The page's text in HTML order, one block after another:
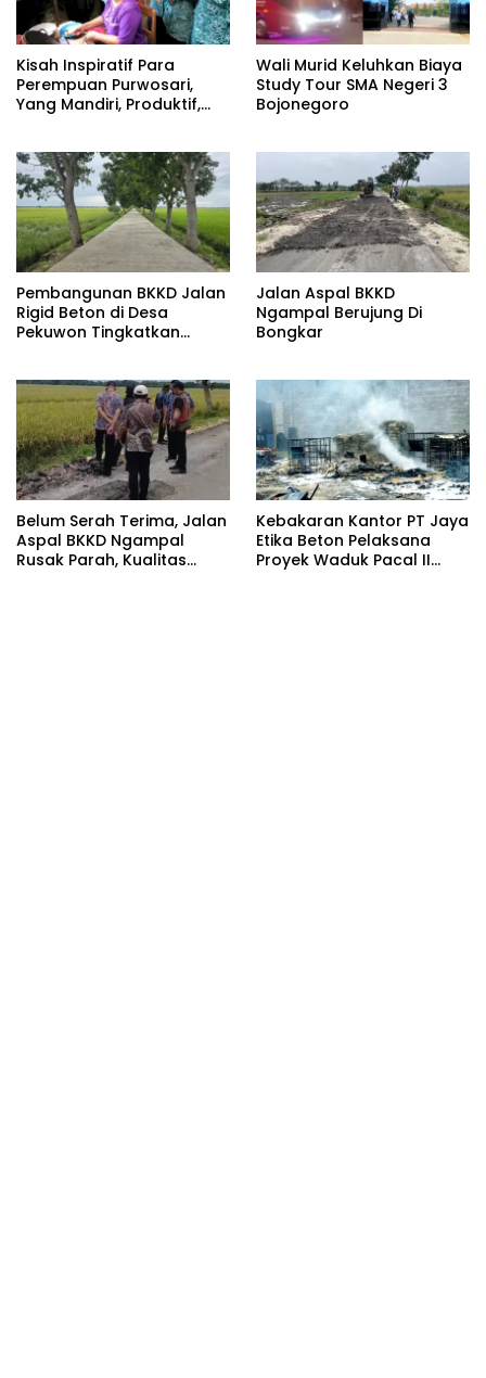
Kisah Inspiratif Para
Perempuan Purwosari,
Yang Mandiri, Produktif,
Wali Murid Keluhkan Biaya
Study Tour SMA Negeri 3
Bojonegoro
Pembangunan BKKD Jalan
Rigid Beton di Desa
Pekuwon Tingkatkan
Pupati Bojonegoro
Jalan Aspal BKKD
Ngampal Berujung Di
Bongkar
Belum Serah Terima, Jalan
Aspal BKKD Ngampal
Rusak Parah, Kualitas
Kebakaran Kantor PT Jaya
Etika Beton Pelaksana
Proyek Waduk Pacal II